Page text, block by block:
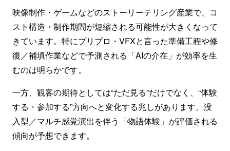
映像制作・ゲームなどのストーリーテリング産業で、コ
スト構造・制作期間が短縮される可能性が大きくなって
きています。特にプリプロ・VFXと言った準備工程や修
復／補填作業などで予測される「AIの介在」が効率を生
むのは明らかです。
一方、観客の期待としては“ただ見る”だけでなく、“体験
する・参加する”方向へと変化する兆しがあります。没
入型／マルチ感覚演出を伴う「物語体験」が評価される
傾向が予想できます。